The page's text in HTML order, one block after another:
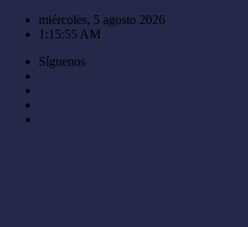
Saltar
miércoles, 5 agosto 2026
1:15:55 AM
Síguenos